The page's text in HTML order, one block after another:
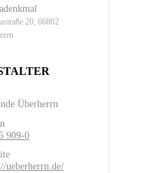
20, 66802
Überherrn
909-0
ueberherrn.de/